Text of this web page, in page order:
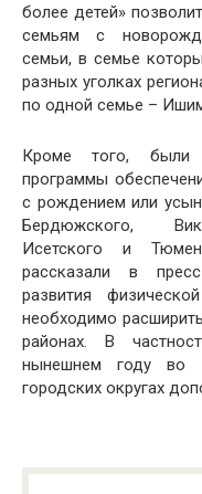
более детей»
семьям с
семьи, в семье
разных уголках
по одной семье –
Кроме того, были
программы
с рождением или
Бердюжского,
Исетского и
рассказали в
развития
необходимо
районах. В
нынешнем году во
городских округах